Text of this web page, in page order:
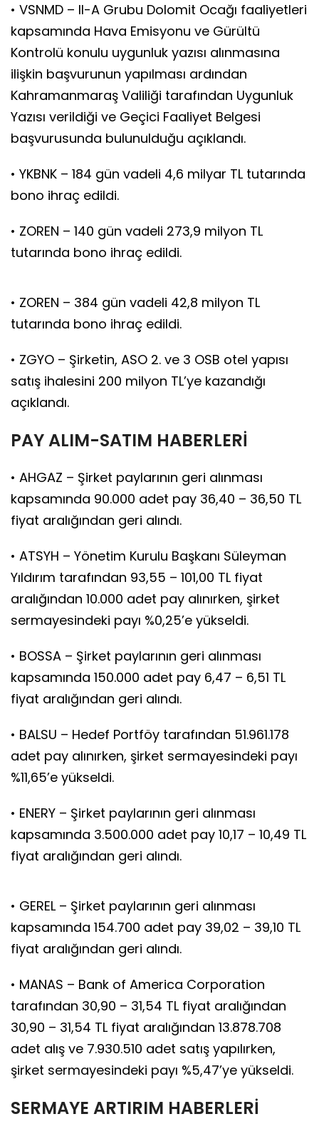
• VSNMD – II-A Grubu Dolomit Ocağı faaliyetleri
kapsamında Hava Emisyonu ve Gürültü
Kontrolü konulu uygunluk yazısı alınmasına
ilişkin başvurunun yapılması ardından
Kahramanmaraş Valiliği tarafından Uygunluk
Yazısı verildiği ve Geçici Faaliyet Belgesi
başvurusunda bulunulduğu açıklandı.
• YKBNK – 184 gün vadeli 4,6 milyar TL tutarında
bono ihraç edildi.
• ZOREN – 140 gün vadeli 273,9 milyon TL
tutarında bono ihraç edildi.
• ZOREN – 384 gün vadeli 42,8 milyon TL
tutarında bono ihraç edildi.
• ZGYO – Şirketin, ASO 2. ve 3 OSB otel yapısı
satış ihalesini 200 milyon TL’ye kazandığı
açıklandı.
PAY ALIM-SATIM HABERLERİ
• AHGAZ – Şirket paylarının geri alınması
kapsamında 90.000 adet pay 36,40 – 36,50 TL
fiyat aralığından geri alındı.
• ATSYH – Yönetim Kurulu Başkanı Süleyman
Yıldırım tarafından 93,55 – 101,00 TL fiyat
aralığından 10.000 adet pay alınırken, şirket
sermayesindeki payı %0,25’e yükseldi.
• BOSSA – Şirket paylarının geri alınması
kapsamında 150.000 adet pay 6,47 – 6,51 TL
fiyat aralığından geri alındı.
• BALSU – Hedef Portföy tarafından 51.961.178
adet pay alınırken, şirket sermayesindeki payı
%11,65’e yükseldi.
• ENERY – Şirket paylarının geri alınması
kapsamında 3.500.000 adet pay 10,17 – 10,49 TL
fiyat aralığından geri alındı.
• GEREL – Şirket paylarının geri alınması
kapsamında 154.700 adet pay 39,02 – 39,10 TL
fiyat aralığından geri alındı.
• MANAS – Bank of America Corporation
tarafından 30,90 – 31,54 TL fiyat aralığından
30,90 – 31,54 TL fiyat aralığından 13.878.708
adet alış ve 7.930.510 adet satış yapılırken,
şirket sermayesindeki payı %5,47’ye yükseldi.
SERMAYE ARTIRIM HABERLERİ